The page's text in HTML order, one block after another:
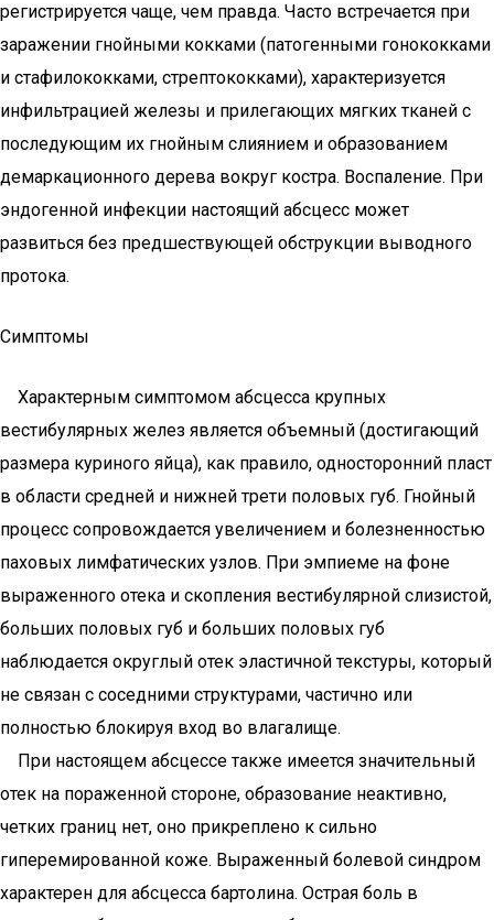
регистрируется чаще, чем правда. Часто встречается при
заражении гнойными кокками (патогенными гонококками
и стафилококками, стрептококками), характеризуется
инфильтрацией железы и прилегающих мягких тканей с
последующим их гнойным слиянием и образованием
демаркационного дерева вокруг костра. Воспаление. При
эндогенной инфекции настоящий абсцесс может
развиться без предшествующей обструкции выводного
протока.
Симптомы
Характерным симптомом абсцесса крупных
вестибулярных желез является объемный (достигающий
размера куриного яйца), как правило, односторонний пласт
в области средней и нижней трети половых губ. Гнойный
процесс сопровождается увеличением и болезненностью
паховых лимфатических узлов. При эмпиеме на фоне
выраженного отека и скопления вестибулярной слизистой,
больших половых губ и больших половых губ
наблюдается округлый отек эластичной текстуры, который
не связан с соседними структурами, частично или
полностью блокируя вход во влагалище.
При настоящем абсцессе также имеется значительный
отек на пораженной стороне, образование неактивно,
четких границ нет, оно прикреплено к сильно
гиперемированной коже. Выраженный болевой синдром
характерен для абсцесса бартолина. Острая боль в